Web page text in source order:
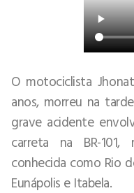
O motociclista
anos, morreu na
grave acidente
carreta na BR-
conhecida como Rio
Eunápolis e Itabela.